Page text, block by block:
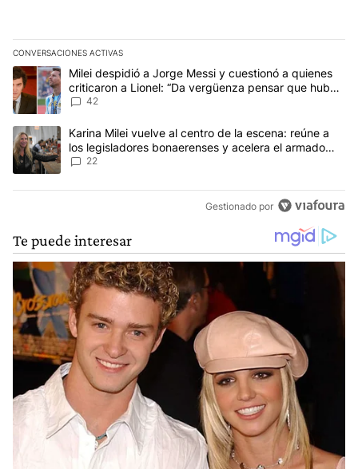
CONVERSACIONES ACTIVAS
Este listado muestra los artículos con más comentarios en los
Un artículo de tendencia con el título "Milei despidió a Jorge
Milei despidió a Jorge Messi y cuestionó a quienes
criticaron a Lionel: “Da vergüenza pensar que hubo
anti-Messi”
42
Un artículo de tendencia con el título "Karina Milei vuelve al
Karina Milei vuelve al centro de la escena: reúne a
los legisladores bonaerenses y acelera el armado
para 2027
22
Gestionado por